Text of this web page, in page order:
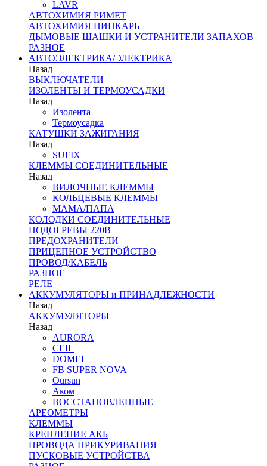
LAVR
АВТОХИМИЯ РИМЕТ
АВТОХИМИЯ ЦИНКАРЬ
ДЫМОВЫЕ ШАШКИ И УСТРАНИТЕЛИ ЗАПАХОВ
РАЗНОЕ
АВТОЭЛЕКТРИКА/ЭЛЕКТРИКА
Назад
ВЫКЛЮЧАТЕЛИ
ИЗОЛЕНТЫ И ТЕРМОУСАДКИ
Назад
Изолента
Термоусадка
КАТУШКИ ЗАЖИГАНИЯ
Назад
SUFIX
КЛЕММЫ СОЕДИНИТЕЛЬНЫЕ
Назад
ВИЛОЧНЫЕ КЛЕММЫ
КОЛЬЦЕВЫЕ КЛЕММЫ
МАМА/ПАПА
КОЛОДКИ СОЕДИНИТЕЛЬНЫЕ
ПОДОГРЕВЫ 220В
ПРЕДОХРАНИТЕЛИ
ПРИЦЕПНОЕ УСТРОЙСТВО
ПРОВОД/КАБЕЛЬ
РАЗНОЕ
РЕЛЕ
АККУМУЛЯТОРЫ и ПРИНАДЛЕЖНОСТИ
Назад
АККУМУЛЯТОРЫ
Назад
AURORA
CEIL
DOMEI
FB SUPER NOVA
Oursun
Аком
ВОССТАНОВЛЕННЫЕ
АРЕОМЕТРЫ
КЛЕММЫ
КРЕПЛЕНИЕ АКБ
ПРОВОДА ПРИКУРИВАНИЯ
ПУСКОВЫЕ УСТРОЙСТВА